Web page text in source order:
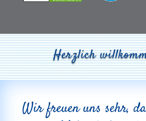
Herzlich
Wir freuen uns sehr,